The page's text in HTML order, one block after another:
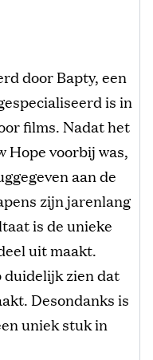
door Bapty, een
is in
films. Nadat het
Hope voorbij was,
aan de
zijn jarenlang
is de unieke
uit maakt.
duidelijk zien dat
Desondanks is
uniek stuk in